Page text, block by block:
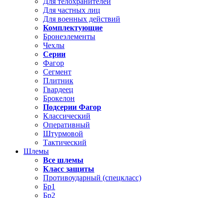
Для частных лиц
Для военных действий
Комплектующие
Бронеэлементы
Чехлы
Серии
Фагор
Сегмент
Плитник
Гвардеец
Брокелон
Подсерии Фагор
Классический
Оперативный
Штурмовой
Тактический
Шлемы
Все шлемы
Класс защиты
Противоударный (спецкласс)
Бр1
Бр2